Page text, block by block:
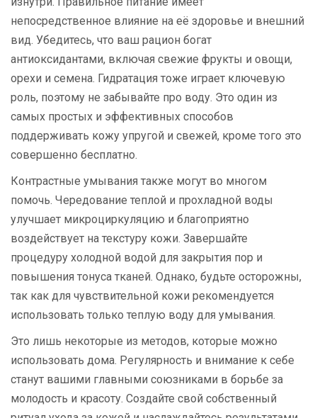
непосредственное влияние на её здоровье и внешний
вид. Убедитесь, что ваш рацион богат
антиоксидантами, включая свежие фрукты и овощи,
орехи и семена. Гидратация тоже играет ключевую
роль, поэтому не забывайте про воду. Это один из
самых простых и эффективных способов
поддерживать кожу упругой и свежей, кроме того это
совершенно бесплатно.
Контрастные умывания также могут во многом
помочь. Чередование теплой и прохладной воды
улучшает микроциркуляцию и благоприятно
воздействует на текстуру кожи. Завершайте
процедуру холодной водой для закрытия пор и
повышения тонуса тканей. Однако, будьте осторожны,
так как для чувствительной кожи рекомендуется
использовать только теплую воду для умывания.
Это лишь некоторые из методов, которые можно
использовать дома. Регулярность и внимание к себе
станут вашими главными союзниками в борьбе за
молодость и красоту. Создайте свой собственный